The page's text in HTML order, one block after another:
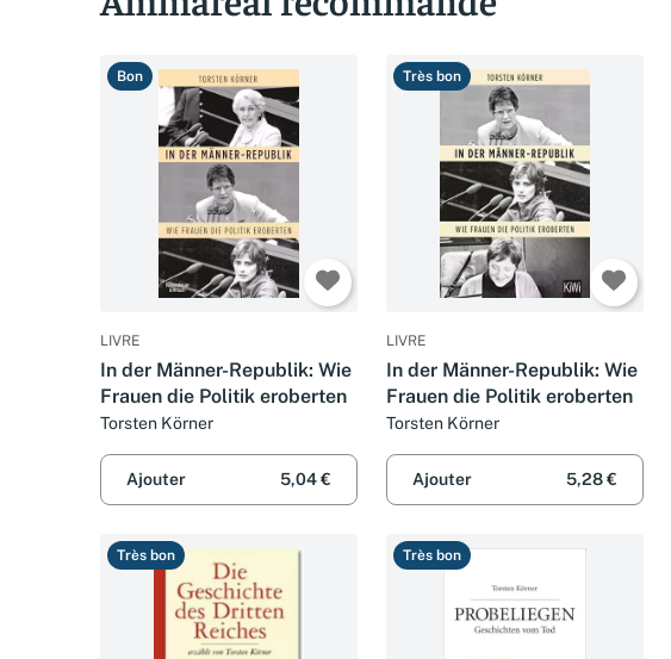
Bon
LIVRE
In der Männer-Republik: Wie
Frauen die Politik eroberten
Torsten Körner
Ajouter 5,04 €
Très bon
LIVRE
In der Männer-Republik: Wie
Frauen die Politik eroberten
Torsten Körner
Ajouter 5,28 €
Très bon Très bon